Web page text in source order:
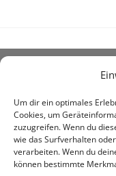
Um dir ein optimales
Cookies, um
zuzugreifen. Wenn du
wie das Surfverhalten
verarbeiten. Wenn du
können bestimmte